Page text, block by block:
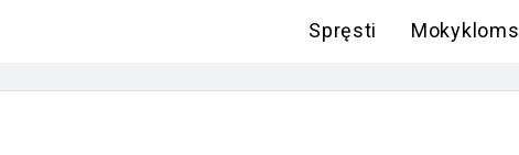
Spręsti Mokykloms